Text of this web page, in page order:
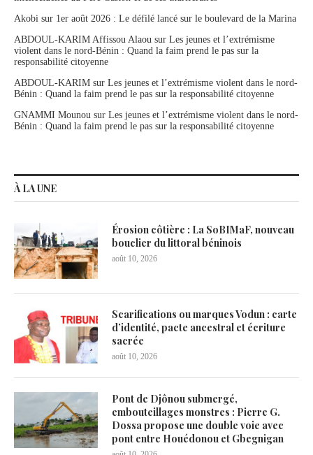
Akobi sur 1er août 2026 : Le défilé lancé sur le boulevard de la Marina
ABDOUL-KARIM Affissou Alaou sur Les jeunes et l’extrémisme
violent dans le nord-Bénin : Quand la faim prend le pas sur la
responsabilité citoyenne
ABDOUL-KARIM sur Les jeunes et l’extrémisme violent dans le nord-
Bénin : Quand la faim prend le pas sur la responsabilité citoyenne
GNAMMI Mounou sur Les jeunes et l’extrémisme violent dans le nord-
Bénin : Quand la faim prend le pas sur la responsabilité citoyenne
À LA UNE
Érosion côtière : La SoBIMaF, nouveau
bouclier du littoral béninois
août 10, 2026
Scarifications ou marques Vodun : carte
d’identité, pacte ancestral et écriture
sacrée
août 10, 2026
Pont de Djônou submergé,
embouteillages monstres : Pierre G.
Dossa propose une double voie avec
pont entre Houédonou et Gbegnigan